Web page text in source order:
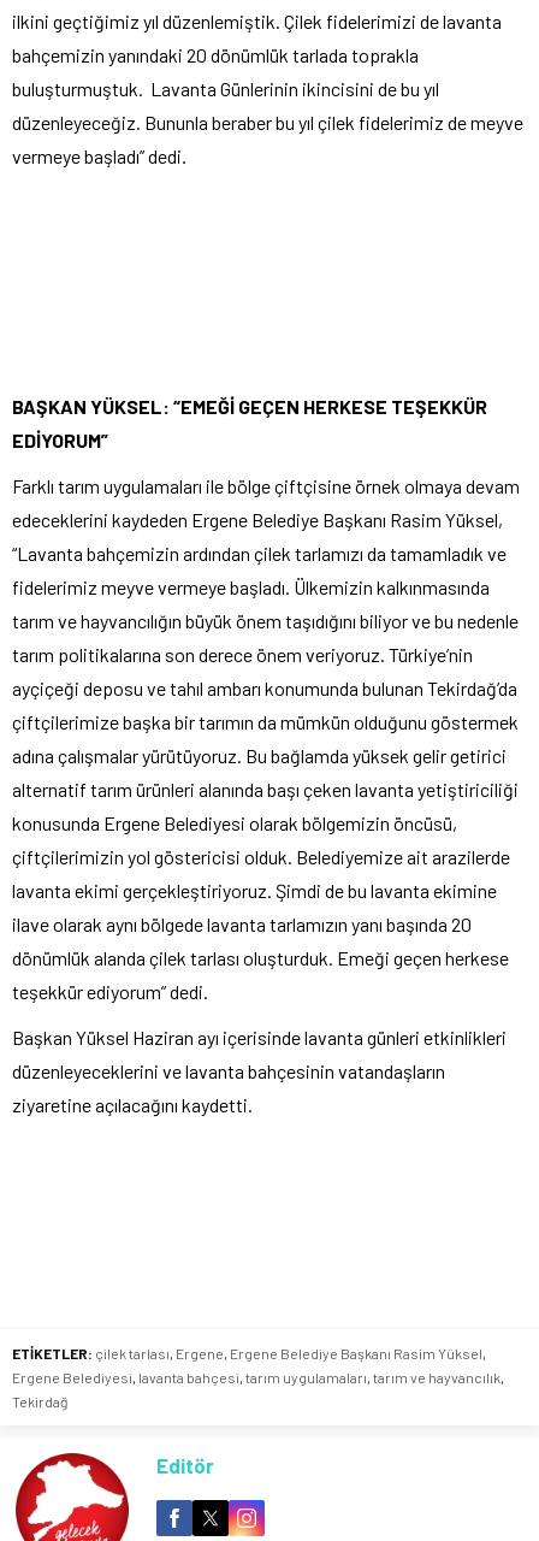
ilkini geçtiğimiz yıl düzenlemiştik. Çilek fidelerimizi de lavanta
bahçemizin yanındaki 20 dönümlük tarlada toprakla
buluşturmuştuk. Lavanta Günlerinin ikincisini de bu yıl
düzenleyeceğiz. Bununla beraber bu yıl çilek fidelerimiz de meyve
vermeye başladı” dedi.
BAŞKAN YÜKSEL: “EMEĞİ GEÇEN HERKESE TEŞEKKÜR
EDİYORUM”
Farklı tarım uygulamaları ile bölge çiftçisine örnek olmaya devam
edeceklerini kaydeden Ergene Belediye Başkanı Rasim Yüksel,
“Lavanta bahçemizin ardından çilek tarlamızı da tamamladık ve
fidelerimiz meyve vermeye başladı. Ülkemizin kalkınmasında
tarım ve hayvancılığın büyük önem taşıdığını biliyor ve bu nedenle
tarım politikalarına son derece önem veriyoruz. Türkiye’nin
ayçiçeği deposu ve tahıl ambarı konumunda bulunan Tekirdağ’da
çiftçilerimize başka bir tarımın da mümkün olduğunu göstermek
adına çalışmalar yürütüyoruz. Bu bağlamda yüksek gelir getirici
alternatif tarım ürünleri alanında başı çeken lavanta yetiştiriciliği
konusunda Ergene Belediyesi olarak bölgemizin öncüsü,
çiftçilerimizin yol göstericisi olduk. Belediyemize ait arazilerde
lavanta ekimi gerçekleştiriyoruz. Şimdi de bu lavanta ekimine
ilave olarak aynı bölgede lavanta tarlamızın yanı başında 20
dönümlük alanda çilek tarlası oluşturduk. Emeği geçen herkese
teşekkür ediyorum” dedi.
Başkan Yüksel Haziran ayı içerisinde lavanta günleri etkinlikleri
düzenleyeceklerini ve lavanta bahçesinin vatandaşların
ziyaretine açılacağını kaydetti.
ETİKETLER: çilek tarlası Ergene Ergene Belediye Başkanı Rasim Yüksel
Ergene Belediyesi lavanta bahçesi tarım uygulamaları tarım ve hayvancılık
Tekirdağ
Editör